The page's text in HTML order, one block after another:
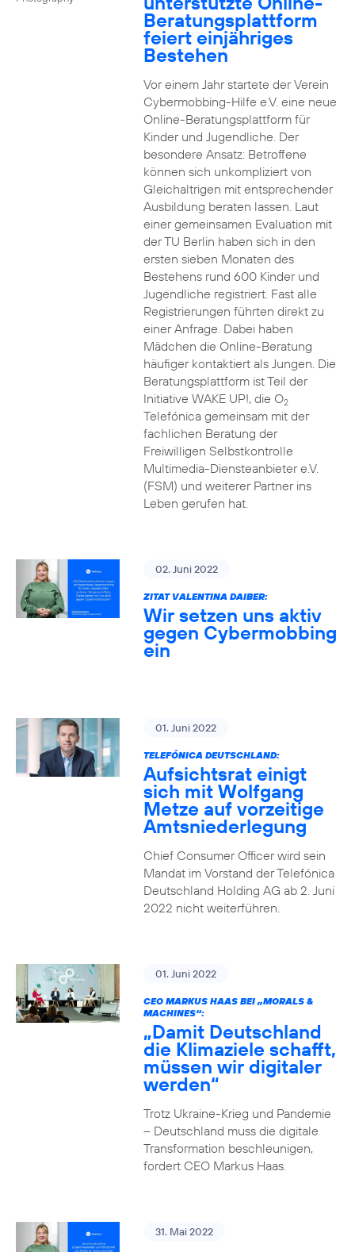
Beratungsplattform
feiert einjähriges
Bestehen
Vor einem Jahr startete der Verein
Cybermobbing-Hilfe e.V. eine neue
Online-Beratungsplattform für
Kinder und Jugendliche. Der
besondere Ansatz: Betroffene
können sich unkompliziert von
Gleichaltrigen mit entsprechender
Ausbildung beraten lassen. Laut
einer gemeinsamen Evaluation mit
der TU Berlin haben sich in den
ersten sieben Monaten des
Bestehens rund 600 Kinder und
Jugendliche registriert. Fast alle
Registrierungen führten direkt zu
einer Anfrage. Dabei haben
Mädchen die Online-Beratung
häufiger kontaktiert als Jungen. Die
Beratungsplattform ist Teil der
Initiative WAKE UP!, die O2
Telefónica gemeinsam mit der
fachlichen Beratung der
Freiwilligen Selbstkontrolle
Multimedia-Diensteanbieter e.V.
(FSM) und weiterer Partner ins
Leben gerufen hat.
02. Juni 2022
ZITAT VALENTINA DAIBER:
Wir setzen uns aktiv
gegen Cybermobbing
ein
01. Juni 2022
TELEFÓNICA DEUTSCHLAND:
Aufsichtsrat einigt
sich mit Wolfgang
Metze auf vorzeitige
Amtsniederlegung
Chief Consumer Officer wird sein
Mandat im Vorstand der Telefónica
Deutschland Holding AG ab 2. Juni
2022 nicht weiterführen.
01. Juni 2022
CEO MARKUS HAAS BEI „MORALS &
MACHINES“:
„Damit Deutschland
die Klimaziele schafft,
müssen wir digitaler
werden“
Trotz Ukraine-Krieg und Pandemie
– Deutschland muss die digitale
Transformation beschleunigen,
fordert CEO Markus Haas.
31. Mai 2022